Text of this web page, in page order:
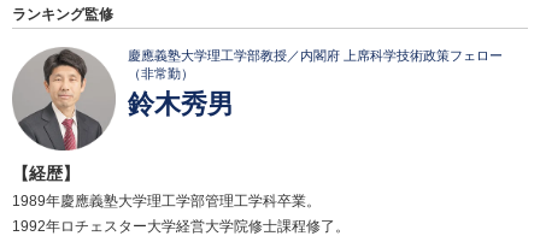
ランキング監修
慶應義塾大学理工学部教授／内閣府 上席科学技術政策フェロー
（非常勤）
鈴木秀男
【経歴】
1989年慶應義塾大学理工学部管理工学科卒業。
1992年ロチェスター大学経営大学院修士課程修了。